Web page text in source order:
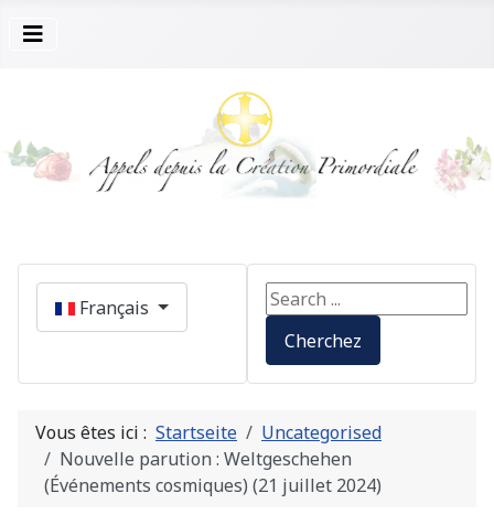
Français
Search ...
Cherchez
Vous êtes ici : Startseite
Uncategorised
Nouvelle parution : Weltgeschehen
(Événements cosmiques) (21 juillet 2024)